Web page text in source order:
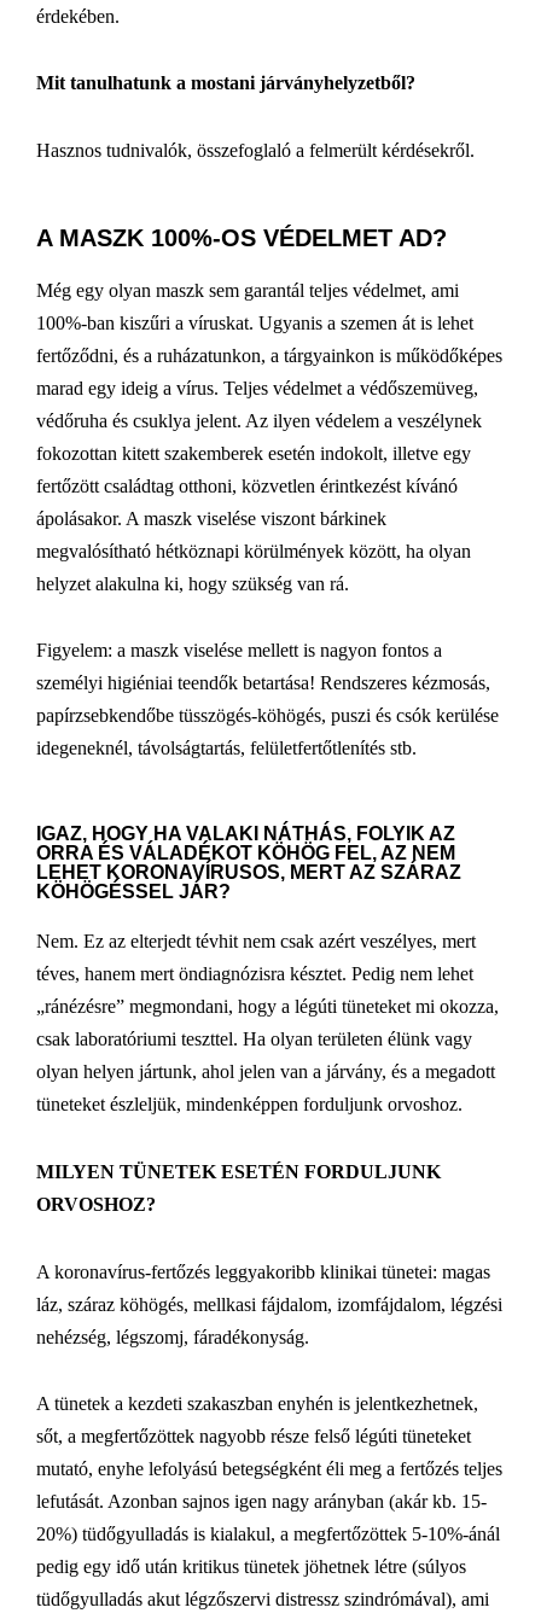
érdekében.
Mit tanulhatunk a mostani járványhelyzetből?
Hasznos tudnivalók, összefoglaló a felmerült kérdésekről.
A MASZK 100%-OS VÉDELMET AD?
Még egy olyan maszk sem garantál teljes védelmet, ami
100%-ban kiszűri a víruskat. Ugyanis a szemen át is lehet
fertőződni, és a ruházatunkon, a tárgyainkon is működőképes
marad egy ideig a vírus. Teljes védelmet a védőszemüveg,
védőruha és csuklya jelent. Az ilyen védelem a veszélynek
fokozottan kitett szakemberek esetén indokolt, illetve egy
fertőzött családtag otthoni, közvetlen érintkezést kívánó
ápolásakor. A maszk viselése viszont bárkinek
megvalósítható hétköznapi körülmények között, ha olyan
helyzet alakulna ki, hogy szükség van rá.
Figyelem: a maszk viselése mellett is nagyon fontos a
személyi higiéniai teendők betartása! Rendszeres kézmosás,
papírzsebkendőbe tüsszögés-köhögés, puszi és csók kerülése
idegeneknél, távolságtartás, felületfertőtlenítés stb.
IGAZ, HOGY HA VALAKI NÁTHÁS, FOLYIK AZ
ORRA ÉS VÁLADÉKOT KÖHÖG FEL, AZ NEM
LEHET KORONAVÍRUSOS, MERT AZ SZÁRAZ
KÖHÖGÉSSEL JÁR?
Nem. Ez az elterjedt tévhit nem csak azért veszélyes, mert
téves, hanem mert öndiagnózisra késztet. Pedig nem lehet
„ránézésre” megmondani, hogy a légúti tüneteket mi okozza,
csak laboratóriumi teszttel. Ha olyan területen élünk vagy
olyan helyen jártunk, ahol jelen van a járvány, és a megadott
tüneteket észleljük, mindenképpen forduljunk orvoshoz.
MILYEN TÜNETEK ESETÉN FORDULJUNK
ORVOSHOZ?
A koronavírus-fertőzés leggyakoribb klinikai tünetei: magas
láz, száraz köhögés, mellkasi fájdalom, izomfájdalom, légzési
nehézség, légszomj, fáradékonyság.
A tünetek a kezdeti szakaszban enyhén is jelentkezhetnek,
sőt, a megfertőzöttek nagyobb része felső légúti tüneteket
mutató, enyhe lefolyású betegségként éli meg a fertőzés teljes
lefutását. Azonban sajnos igen nagy arányban (akár kb. 15-
20%) tüdőgyulladás is kialakul, a megfertőzöttek 5-10%-ánál
pedig egy idő után kritikus tünetek jöhetnek létre (súlyos
tüdőgyulladás akut légzőszervi distressz szindrómával), ami